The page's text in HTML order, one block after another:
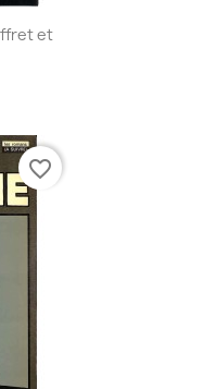
et
favorite_border